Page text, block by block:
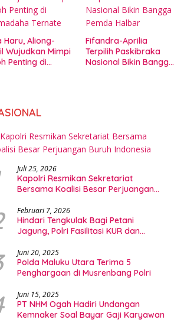
Haru, Aliong-
Wujudkan Mimpi
Penting di
Fifandra-Aprilia
Terpilih Paskibraka
Nasional Bikin Bangga
Juli 25, 2026
Kapolri Resmikan Sekretariat
Bersama Koalisi Besar Perjuangan
Februari 7, 2026
Hindari Tengkulak Bagi Petani
Jagung, Polri Fasilitasi KUR dan
Juni 20, 2025
Polda Maluku Utara Terima 5
Penghargaan di Musrenbang Polri
Juni 15, 2025
PT NHM Ogah Hadiri Undangan
Kemnaker Soal Bayar Gaji Karyawan